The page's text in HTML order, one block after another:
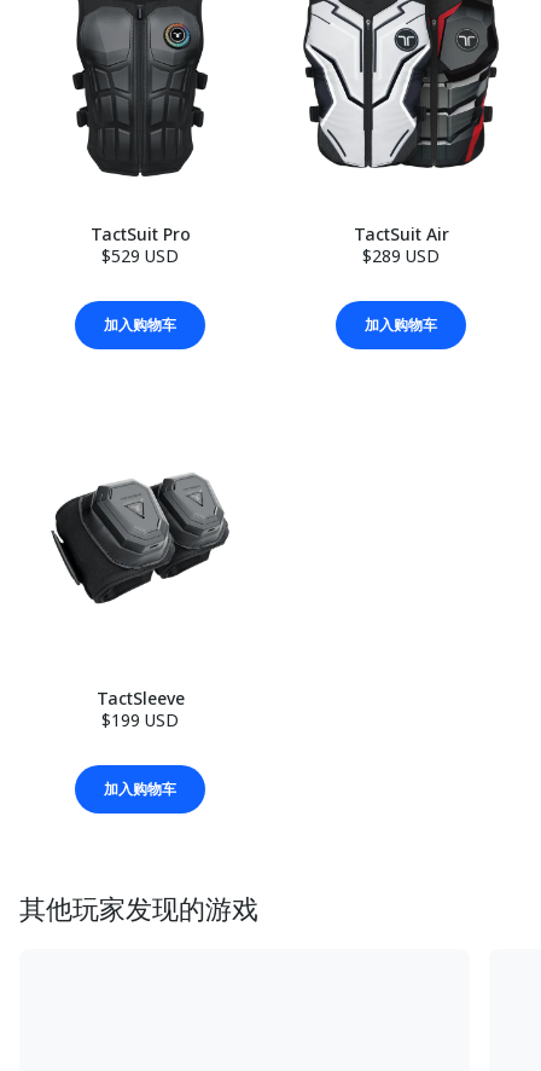
TactSuit Pro
$529 USD
加入购物车
TactSuit Air
$289 USD
加入购物车
TactSleeve
$199 USD
加入购物车
其他玩家发现的游戏